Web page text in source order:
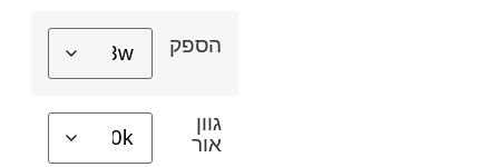
הספק
גוון
אור